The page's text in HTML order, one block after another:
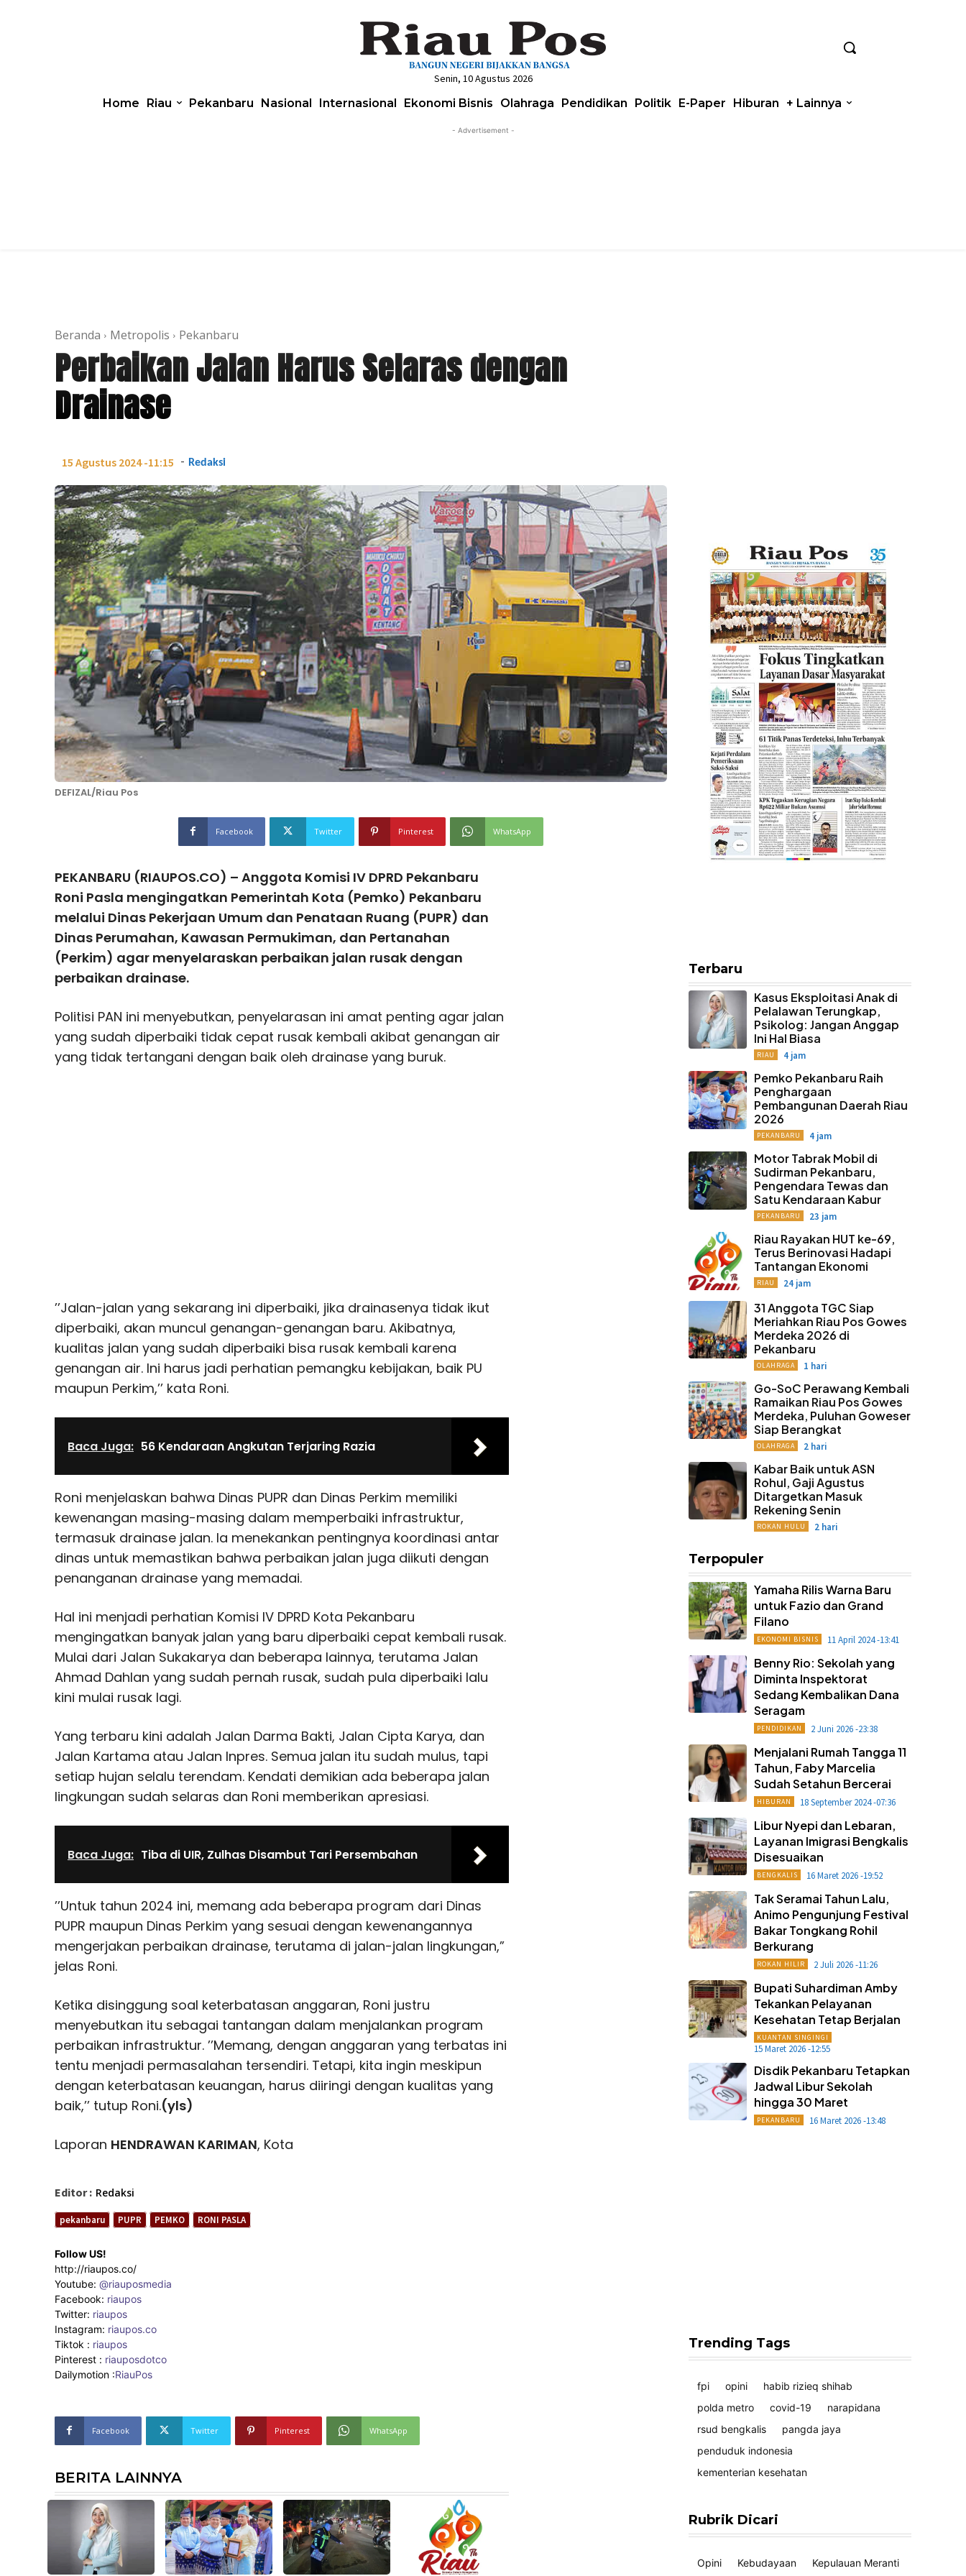
Senin, 10 Agustus 2026
Home Riau Pekanbaru Nasional Internasional Ekonomi Bisnis Olahraga Pendidikan Politik E-Paper Hiburan + Lainnya
- Advertisement -
Beranda Metropolis Pekanbaru
Perbaikan Jalan Harus Selaras dengan
Drainase
15 Agustus 2024 -11:15 - Redaksi
DEFIZAL/Riau Pos
Facebook Twitter Pinterest WhatsApp
PEKANBARU (RIAUPOS.CO) – Anggota Komisi IV DPRD Pekanbaru
Roni Pasla mengingatkan Pemerintah Kota (Pemko) Pekanbaru
melalui Dinas Pekerjaan Umum dan Penataan Ruang (PUPR) dan
Dinas Perumahan, Kawasan Permukiman, dan Pertanahan
(Perkim) agar menyelaraskan perbaikan jalan rusak dengan
perbaikan drainase.
Politisi PAN ini menyebutkan, penyelarasan ini amat penting agar jalan
yang sudah diperbaiki tidak cepat rusak kembali akibat genangan air
yang tidak tertangani dengan baik oleh drainase yang buruk.
’’Jalan-jalan yang sekarang ini diperbaiki, jika drainasenya tidak ikut
diperbaiki, akan muncul genangan-genangan baru. Akibatnya,
kualitas jalan yang sudah diperbaiki bisa rusak kembali karena
genangan air. Ini harus jadi perhatian pemangku kebijakan, baik PU
maupun Perkim,’’ kata Roni.
Baca Juga: 56 Kendaraan Angkutan Terjaring Razia
Roni menjelaskan bahwa Dinas PUPR dan Dinas Perkim memiliki
kewenangan masing-masing dalam memperbaiki infrastruktur,
termasuk drainase jalan. Ia menekankan pentingnya koordinasi antar
dinas untuk memastikan bahwa perbaikan jalan juga diikuti dengan
penanganan drainase yang memadai.
Hal ini menjadi perhatian Komisi IV DPRD Kota Pekanbaru
mengingatkan banyak jalan yang baru diperbaiki cepat kembali rusak.
Mulai dari Jalan Sukakarya dan beberapa lainnya, terutama Jalan
Ahmad Dahlan yang sudah pernah rusak, sudah pula diperbaiki lalu
kini mulai rusak lagi.
Yang terbaru kini adalah Jalan Darma Bakti, Jalan Cipta Karya, dan
Jalan Kartama atau Jalan Inpres. Semua jalan itu sudah mulus, tapi
setiap hujan selalu terendam. Kendati demikian ada beberapa jalan
lingkungan sudah selaras dan Roni memberikan apresiasi.
Baca Juga: Tiba di UIR, Zulhas Disambut Tari Persembahan
’’Untuk tahun 2024 ini, memang ada beberapa program dari Dinas
PUPR maupun Dinas Perkim yang sesuai dengan kewenangannya
mengerjakan perbaikan drainase, terutama di jalan-jalan lingkungan,”
jelas Roni.
Ketika disinggung soal keterbatasan anggaran, Roni justru
menyebutkan itu sebagai tantangan dalam menjalankan program
perbaikan infrastruktur. ’’Memang, dengan anggaran yang terbatas ini
tentu menjadi permasalahan tersendiri. Tetapi, kita ingin meskipun
dengan keterbatasan keuangan, harus diiringi dengan kualitas yang
baik,’’ tutup Roni.(yls)
Laporan HENDRAWAN KARIMAN, Kota
Editor : Redaksi
pekanbaru PUPR PEMKO RONI PASLA
Follow US!
http://riaupos.co/
Youtube: @riauposmedia
Facebook: riaupos
Twitter: riaupos
Instagram: riaupos.co
Tiktok : riaupos
Pinterest : riauposdotco
Dailymotion :RiauPos
Facebook Twitter Pinterest WhatsApp
BERITA LAINNYA
Terbaru
Kasus Eksploitasi Anak di
Pelalawan Terungkap,
Psikolog: Jangan Anggap
Ini Hal Biasa
RIAU 4 jam
Pemko Pekanbaru Raih
Penghargaan
Pembangunan Daerah Riau
2026
PEKANBARU 4 jam
Motor Tabrak Mobil di
Sudirman Pekanbaru,
Pengendara Tewas dan
Satu Kendaraan Kabur
PEKANBARU 23 jam
Riau Rayakan HUT ke-69,
Terus Berinovasi Hadapi
Tantangan Ekonomi
RIAU 24 jam
31 Anggota TGC Siap
Meriahkan Riau Pos Gowes
Merdeka 2026 di
Pekanbaru
OLAHRAGA 1 hari
Go-SoC Perawang Kembali
Ramaikan Riau Pos Gowes
Merdeka, Puluhan Goweser
Siap Berangkat
OLAHRAGA 2 hari
Kabar Baik untuk ASN
Rohul, Gaji Agustus
Ditargetkan Masuk
Rekening Senin
ROKAN HULU 2 hari
Terpopuler
Yamaha Rilis Warna Baru
untuk Fazio dan Grand
Filano
EKONOMI BISNIS 11 April 2024 -13:41
Benny Rio: Sekolah yang
Diminta Inspektorat
Sedang Kembalikan Dana
Seragam
PENDIDIKAN 2 Juni 2026 -23:38
Menjalani Rumah Tangga 11
Tahun, Faby Marcelia
Sudah Setahun Bercerai
HIBURAN 18 September 2024 -07:36
Libur Nyepi dan Lebaran,
Layanan Imigrasi Bengkalis
Disesuaikan
BENGKALIS 16 Maret 2026 -19:52
Tak Seramai Tahun Lalu,
Animo Pengunjung Festival
Bakar Tongkang Rohil
Berkurang
ROKAN HILIR 2 Juli 2026 -11:26
Bupati Suhardiman Amby
Tekankan Pelayanan
Kesehatan Tetap Berjalan
KUANTAN SINGINGI
15 Maret 2026 -12:55
Disdik Pekanbaru Tetapkan
Jadwal Libur Sekolah
hingga 30 Maret
PEKANBARU 16 Maret 2026 -13:48
Trending Tags
fpi opini
habib rizieq shihab
polda metro
covid-19
narapidana
rsud bengkalis
pangda jaya
penduduk indonesia
kementerian kesehatan
Rubrik Dicari
Opini Kebudayaan Kepulauan Meranti